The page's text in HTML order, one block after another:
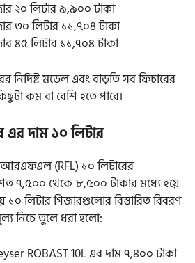
২০ লিটার ৯,৯০০ টাকা
৩০ লিটার ১১,৭০৪ টাকা
লিটার ১১,৭০৪ টাকা
নির্দিষ্ট মডেল এবং বাড়তি সব ফিচারের
কম বা বেশি হতে পারে।
দাম ১০ লিটার
আরএফএল (RFL) ১০ লিটারের
৭,৫০০ থেকে ৮,৫০০ টাকার মধ্যে হয়ে
১০ লিটার গিজারগুলোর বিস্তারিত বিবরণ
নিচে তুলে ধরা হলো:
ROBAST 10L এর দাম ৭,৪০০ টাকা